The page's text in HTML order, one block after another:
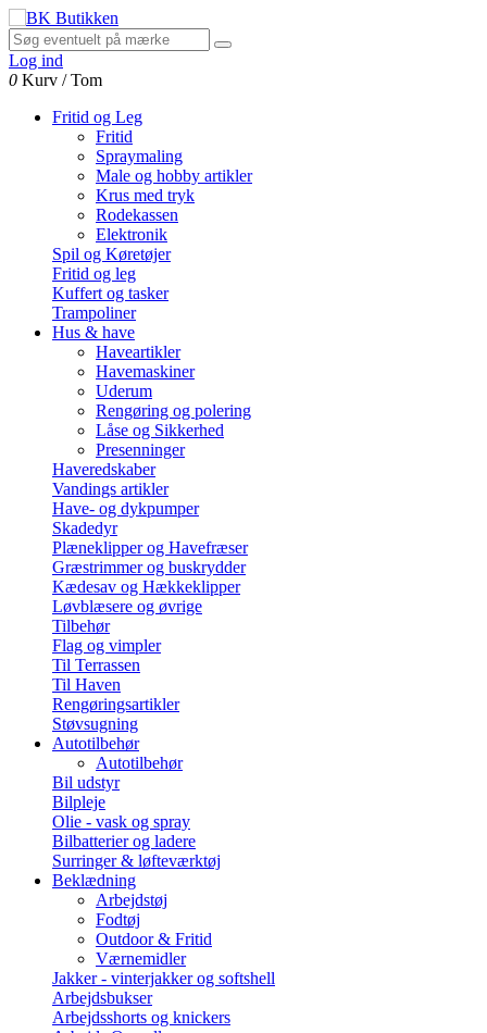
Log ind
0 Kurv /Tom
Fritid og Leg
Fritid
Spraymaling
Male og hobby artikler
Krus med tryk
Rodekassen
Elektronik
Spil og Køretøjer
Fritid og leg
Kuffert og tasker
Trampoliner
Hus & have
Haveartikler
Havemaskiner
Uderum
Rengøring og polering
Låse og Sikkerhed
Presenninger
Haveredskaber
Vandings artikler
Have- og dykpumper
Skadedyr
Plæneklipper og Havefræser
Græstrimmer og buskrydder
Kædesav og Hækkeklipper
Løvblæsere og øvrige
Tilbehør
Flag og vimpler
Til Terrassen
Til Haven
Rengøringsartikler
Støvsugning
Autotilbehør
Autotilbehør
Bil udstyr
Bilpleje
Olie - vask og spray
Bilbatterier og ladere
Surringer & løfteværktøj
Beklædning
Arbejdstøj
Fodtøj
Outdoor & Fritid
Værnemidler
Jakker - vinterjakker og softshell
Arbejdsbukser
Arbejdsshorts og knickers